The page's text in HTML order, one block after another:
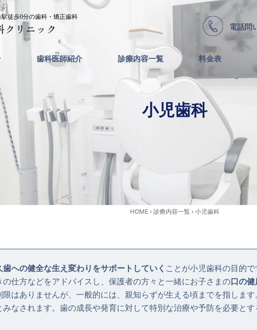
徒歩0分の歯科・矯正歯科
電話問
歯科医師紹介 診療内容一覧 料金表
小児歯科
HOME › 診療内容一覧 › 小児歯科
への健全な生え変わりをサポートしていく ことが小児歯科の目的で
仕方などをアドバイスし、保護者の方々と一緒にお子さまの口の
はありませんが、一般的には、親知らずが生える頃までを指しま
みなされます。歯の成長や発育に対して特別な治療や予防を必要と